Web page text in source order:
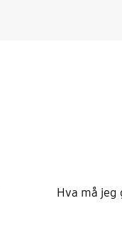
Hva må